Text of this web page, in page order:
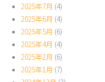
2025年7月 (4)
2025年6月 (4)
2025年5月 (6)
2025年4月 (4)
2025年2月 (6)
2025年1月 (7)